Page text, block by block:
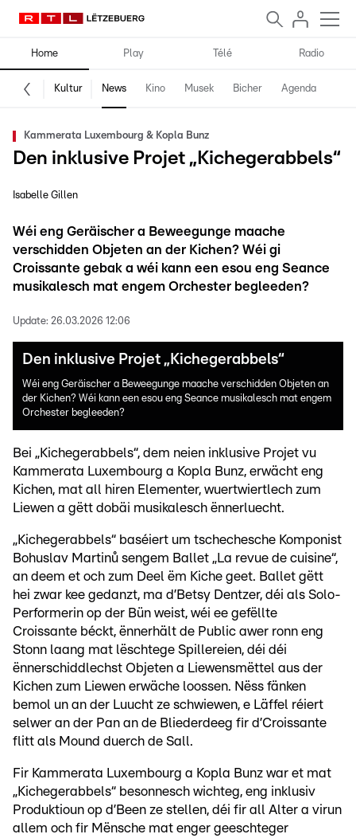
Home Play Télé Radio
Kultur News Kino Musek Bicher Agenda
Kammerata Luxembourg & Kopla Bunz
Den inklusive Projet „Kichegerabbels“
Isabelle Gillen
Wéi eng Geräischer a Beweegunge maache
verschidden Objeten an der Kichen? Wéi gi
Croissante gebak a wéi kann een esou eng Seance
musikalesch mat engem Orchester begleeden?
Update: 26.03.2026 12:06
Den inklusive Projet „Kichegerabbels“
Wéi eng Geräischer a Beweegunge maache verschidden Objeten an
der Kichen? Wéi kann een esou eng Seance musikalesch mat engem
Orchester begleeden?
Bei „Kichegerabbels“, dem neien inklusive Projet vu
Kammerata Luxembourg a Kopla Bunz, erwächt eng
Kichen, mat all hiren Elementer, wuertwiertlech zum
Liewen a gëtt dobäi musikalesch ënnerluecht.
„Kichegerabbels“ baséiert um tschechesche Komponist
Bohuslav Martinů sengem Ballet „La revue de cuisine“,
an deem et och zum Deel ëm Kiche geet. Ballet gëtt
hei zwar kee gedanzt, ma d’Betsy Dentzer, déi als Solo-
Performerin op der Bün weist, wéi ee gefëllte
Croissante béckt, ënnerhält de Public awer ronn eng
Stonn laang mat lëschtege Spillereien, déi déi
ënnerschiddlechst Objeten a Liewensmëttel aus der
Kichen zum Liewen erwäche loossen. Nëss fänken
bemol un an der Luucht ze schwiewen, e Läffel réiert
selwer an der Pan an de Bliederdeeg fir d’Croissante
flitt als Mound duerch de Sall.
Fir Kammerata Luxembourg a Kopla Bunz war et mat
„Kichegerabbels“ besonnesch wichteg, eng inklusiv
Produktioun op d’Been ze stellen, déi fir all Alter a virun
allem och fir Mënsche mat enger geeschteger